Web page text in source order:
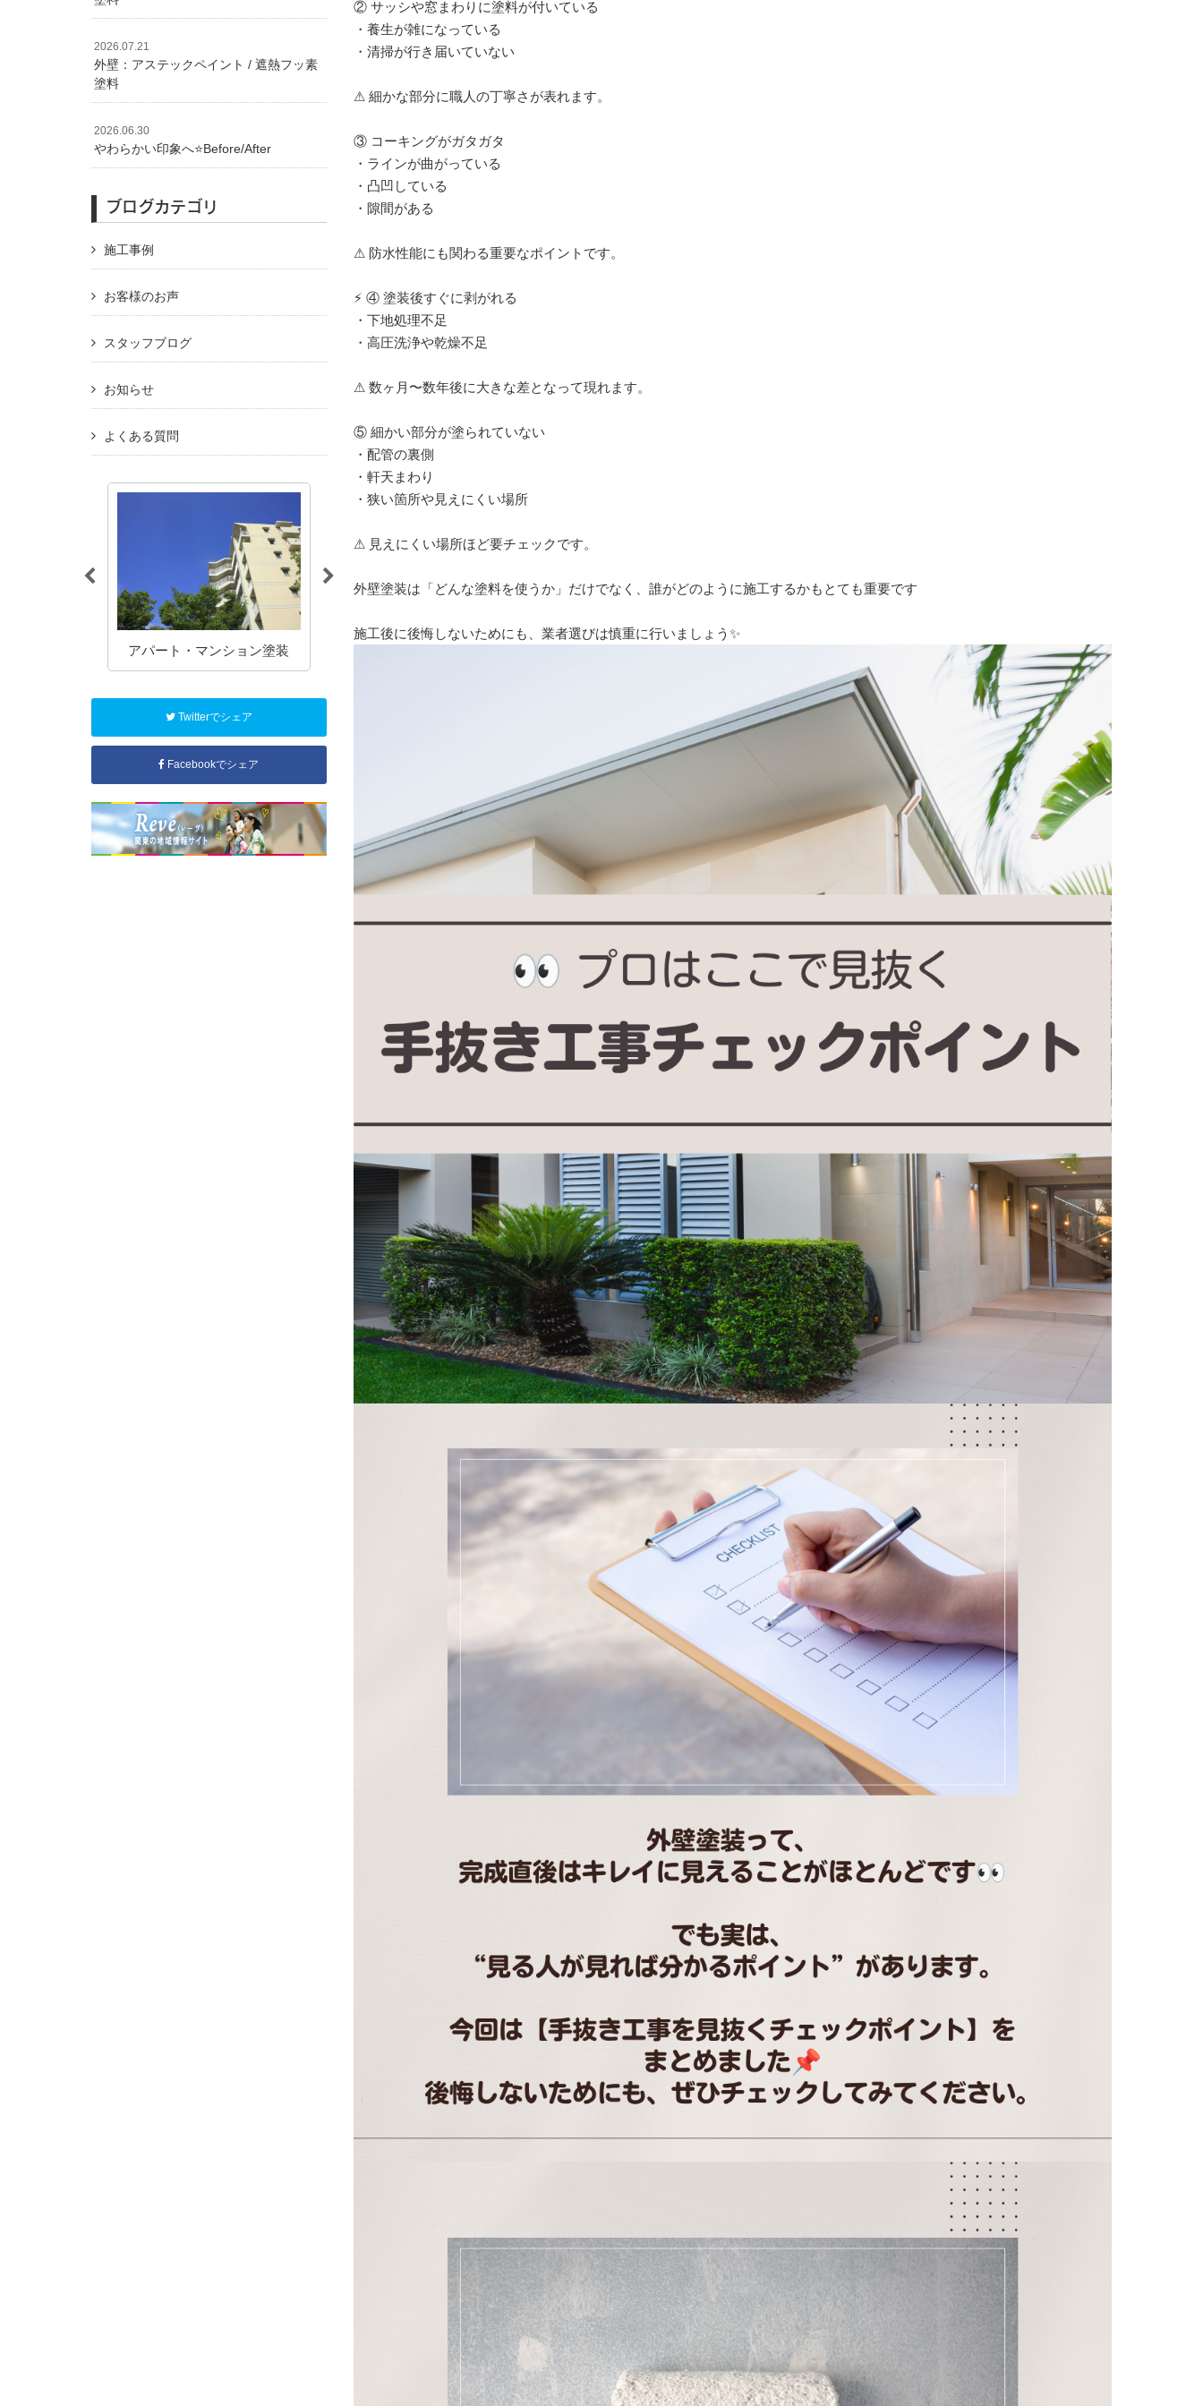
② サッシや窓まわりに塗料が付いている
・養生が雑になっている
・清掃が行き届いていない
⚠ 細かな部分に職人の丁寧さが表れます。
③ コーキングがガタガタ
・ラインが曲がっている
・凸凹している
・隙間がある
⚠ 防水性能にも関わる重要なポイントです。
⚡ ④ 塗装後すぐに剥がれる
・下地処理不足
・高圧洗浄や乾燥不足
⚠ 数ヶ月〜数年後に大きな差となって現れます。
⑤ 細かい部分が塗られていない
・配管の裏側
・軒天まわり
・狭い箇所や見えにくい場所
⚠ 見えにくい場所ほど要チェックです。
外壁塗装は「どんな塗料を使うか」だけでなく、誰がどのように施工するかもとても重要です
施工後に後悔しないためにも、業者選びは慎重に行いましょう✨
2026.07.21
外壁：アステックペイント / 遮熱フッ素
塗料
2026.06.30
やわらかい印象へ⭐️Before/After
ブログカテゴリ
施工事例
お客様のお声
スタッフブログ
お知らせ
よくある質問
アパート・マンション塗装 内装リフォーム
Twitterでシェア
Facebookでシェア